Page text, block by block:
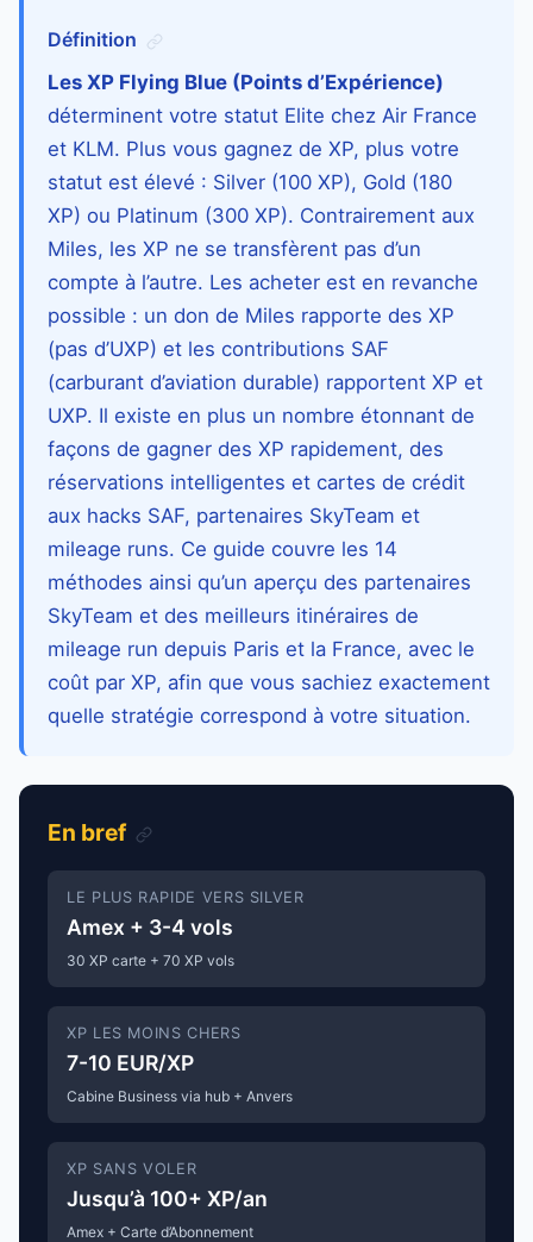
Définition
Les XP Flying Blue (Points d’Expérience)
déterminent votre statut Elite chez Air France
et KLM. Plus vous gagnez de XP, plus votre
statut est élevé : Silver (100 XP), Gold (180
XP) ou Platinum (300 XP). Contrairement aux
Miles, les XP ne se transfèrent pas d’un
compte à l’autre. Les acheter est en revanche
possible : un don de Miles rapporte des XP
(pas d’UXP) et les contributions SAF
(carburant d’aviation durable) rapportent XP et
UXP. Il existe en plus un nombre étonnant de
façons de gagner des XP rapidement, des
réservations intelligentes et cartes de crédit
aux hacks SAF, partenaires SkyTeam et
mileage runs. Ce guide couvre les 14
méthodes ainsi qu’un aperçu des partenaires
SkyTeam et des meilleurs itinéraires de
mileage run depuis Paris et la France, avec le
coût par XP, afin que vous sachiez exactement
quelle stratégie correspond à votre situation.
En bref
LE PLUS RAPIDE VERS SILVER
Amex + 3-4 vols
30 XP carte + 70 XP vols
XP LES MOINS CHERS
7-10 EUR/XP
Cabine Business via hub + Anvers
XP SANS VOLER
Jusqu’à 100+ XP/an
Amex + Carte d’Abonnement